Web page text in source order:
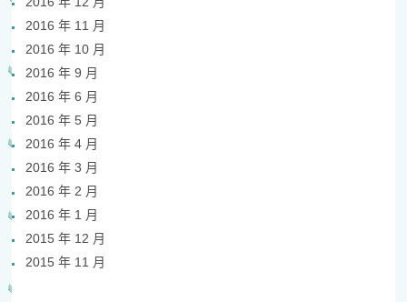
2016 年 11 月
2016 年 10 月
2016 年 9 月
2016 年 6 月
2016 年 5 月
2016 年 4 月
2016 年 3 月
2016 年 2 月
2016 年 1 月
2015 年 12 月
2015 年 11 月